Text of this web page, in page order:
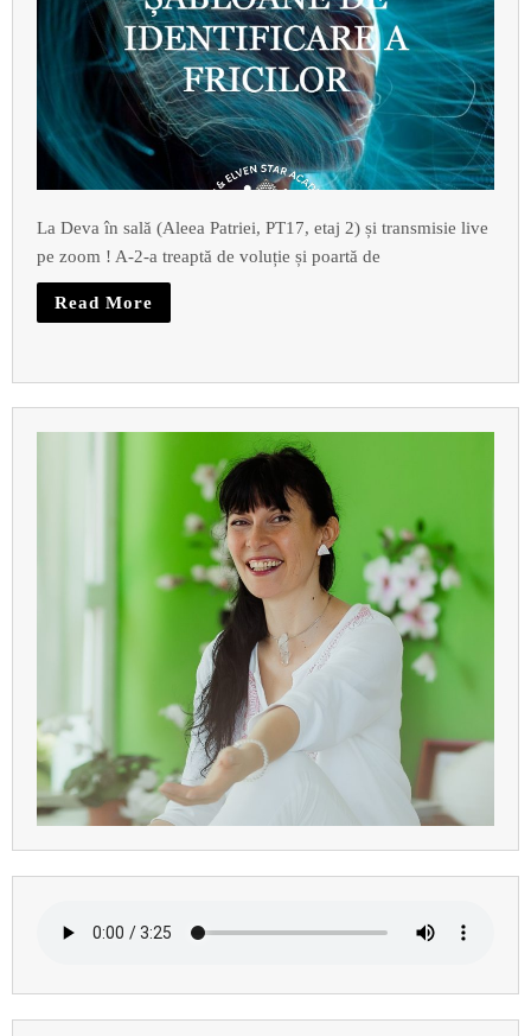
La Deva în sală (Aleea Patriei, PT17, etaj 2) și transmisie live
pe zoom ! A-2-a treaptă de voluție și poartă de
Read More